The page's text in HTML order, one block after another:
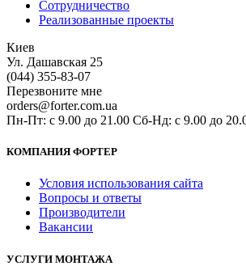
Сотрудничество
Реализованные проекты
Киев
Ул. Дашавская 25
(044) 355-83-07
Перезвоните мне
orders@forter.com.ua
Пн-Пт: с 9.00 до 21.00 Сб-Нд: с 9.00 до
КОМПАНИЯ ФОРТЕР
Условия использования сайта
Вопросы и ответы
Производители
Вакансии
УСЛУГИ МОНТАЖА